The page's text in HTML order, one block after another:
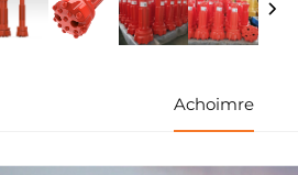
Achoimre